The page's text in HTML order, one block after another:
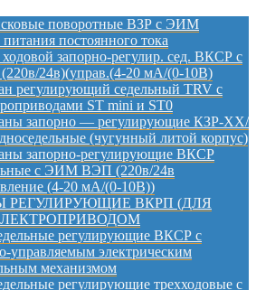
поворотные ВЗР с ЭИМ
постоянного тока
запорно-регулир. сед. ВКСР с
24в)(управ.(4-20 мА/(0-10В)
регулирующий седельный TRV с
ST mini и ST0
запорно — регулирующие КЗР-ХХ/
(чугунный литой корпус)
запорно-регулирующие ВКСР
с ЭИМ ВЭП (220в/24в
(4-20 мА/(0-10В))
РЕГУЛИРУЮЩИЕ ВКРП (ДЛЯ
регулирующие ВКСР с
управляемым электрическим
механизмом
регулирующие трехходовые с